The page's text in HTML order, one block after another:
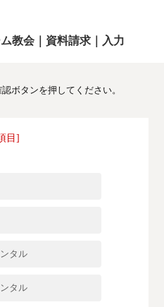
教会｜資料請求｜入力
ボタンを押してください。
目]
タル
タル